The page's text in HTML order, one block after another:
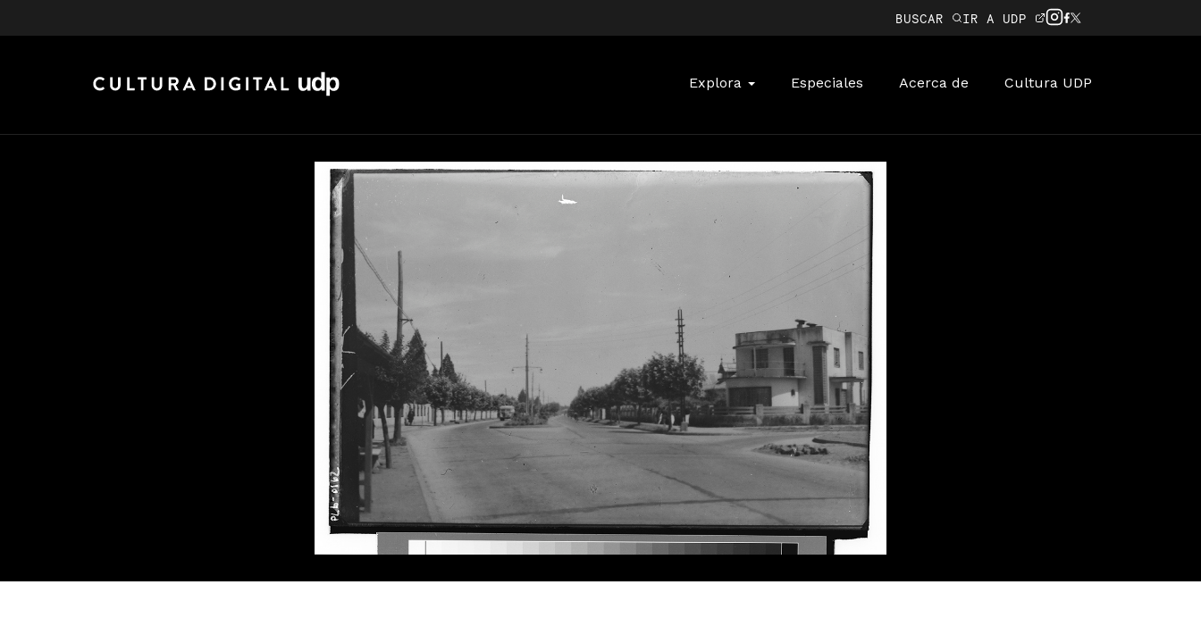
BUSCAR IR A UDP
Explora Especiales Acerca de Cultura UDP